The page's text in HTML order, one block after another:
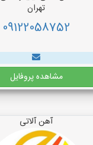
تهران
09122058752
مشاهده پروفایل
آهن آلاتی